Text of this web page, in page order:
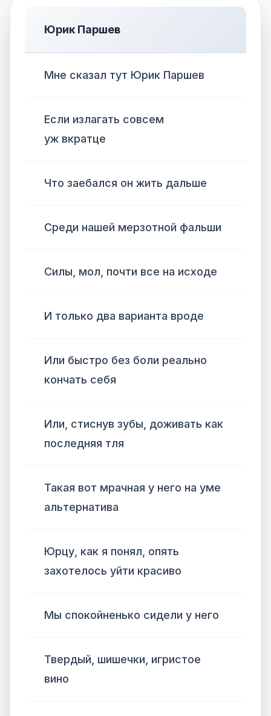
Юрик Паршев
Мне сказал тут Юрик Паршев
Если излагать совсем
уж вкратце
Что заебался он жить дальше
Среди нашей мерзотной фальши
Силы, мол, почти все на исходе
И только два варианта вроде
Или быстро без боли реально
кончать себя
Или, стиснув зубы, доживать как
последняя тля
Такая вот мрачная у него на уме
альтернатива
Юрцу, как я понял, опять
захотелось уйти красиво
Мы спокойненько сидели у него
Твердый, шишечки, игристое
вино